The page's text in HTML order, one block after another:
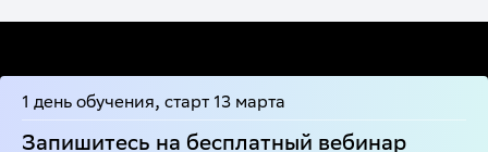
1 день обучения, старт 13 марта
Запишитесь на бесплатный вебинар